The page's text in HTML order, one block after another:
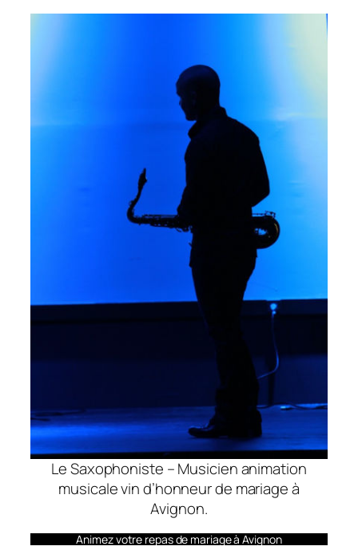
Le Saxophoniste – Musicien animation
musicale vin d’honneur de mariage à
Avignon.
Animez votre repas de mariage à Avignon